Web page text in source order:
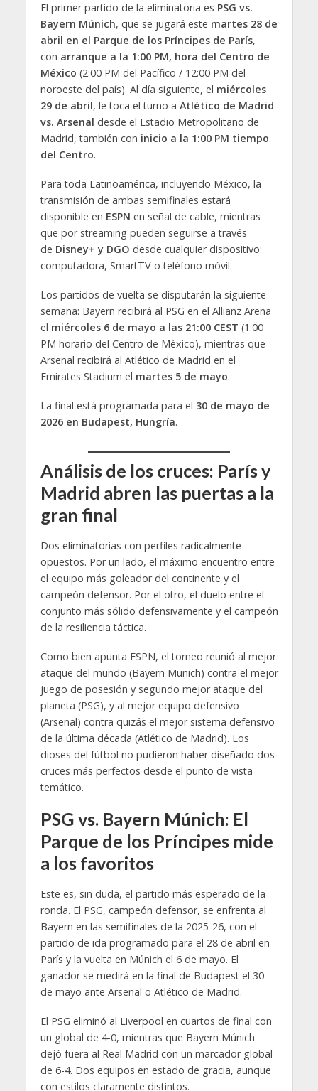
El primer partido de la eliminatoria es PSG vs.
Bayern Múnich, que se jugará este martes 28 de
abril en el Parque de los Príncipes de París,
con arranque a la 1:00 PM, hora del Centro de
México (2:00 PM del Pacífico / 12:00 PM del
noroeste del país). Al día siguiente, el miércoles
29 de abril, le toca el turno a Atlético de Madrid
vs. Arsenal desde el Estadio Metropolitano de
Madrid, también con inicio a la 1:00 PM tiempo
del Centro.
Para toda Latinoamérica, incluyendo México, la
transmisión de ambas semifinales estará
disponible en ESPN en señal de cable, mientras
que por streaming pueden seguirse a través
de Disney+ y DGO desde cualquier dispositivo:
computadora, SmartTV o teléfono móvil.
Los partidos de vuelta se disputarán la siguiente
semana: Bayern recibirá al PSG en el Allianz Arena
el miércoles 6 de mayo a las 21:00 CEST (1:00
PM horario del Centro de México), mientras que
Arsenal recibirá al Atlético de Madrid en el
Emirates Stadium el martes 5 de mayo.
La final está programada para el 30 de mayo de
2026 en Budapest, Hungría.
Análisis de los cruces: París y
Madrid abren las puertas a la
gran final
Dos eliminatorias con perfiles radicalmente
opuestos. Por un lado, el máximo encuentro entre
el equipo más goleador del continente y el
campeón defensor. Por el otro, el duelo entre el
conjunto más sólido defensivamente y el campeón
de la resiliencia táctica.
Como bien apunta ESPN, el torneo reunió al mejor
ataque del mundo (Bayern Munich) contra el mejor
juego de posesión y segundo mejor ataque del
planeta (PSG), y al mejor equipo defensivo
(Arsenal) contra quizás el mejor sistema defensivo
de la última década (Atlético de Madrid). Los
dioses del fútbol no pudieron haber diseñado dos
cruces más perfectos desde el punto de vista
temático.
PSG vs. Bayern Múnich: El
Parque de los Príncipes mide
a los favoritos
Este es, sin duda, el partido más esperado de la
ronda. El PSG, campeón defensor, se enfrenta al
Bayern en las semifinales de la 2025-26, con el
partido de ida programado para el 28 de abril en
París y la vuelta en Múnich el 6 de mayo. El
ganador se medirá en la final de Budapest el 30
de mayo ante Arsenal o Atlético de Madrid.
El PSG eliminó al Liverpool en cuartos de final con
un global de 4-0, mientras que Bayern Múnich
dejó fuera al Real Madrid con un marcador global
de 6-4. Dos equipos en estado de gracia, aunque
con estilos claramente distintos.